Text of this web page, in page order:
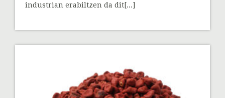
industrian erabiltzen da dit[...]